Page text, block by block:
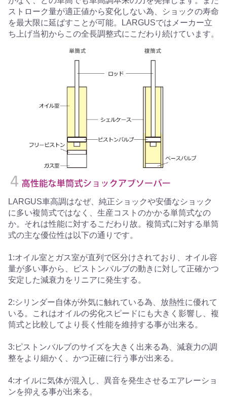
ストローク量が適正値から変化しない為、ショックの寿命
を最大限に延ばすことが可能。LARGUSではメーカー立
ち上げ当初からこの全長調整式にこだわり続けています。
LARGUS車高調はなぜ、純正ショックや安価なショック
に多い複筒式ではなく、生産コストのかかる単筒式なの
か。それは性能に対するこだわり故。複筒式に対する単筒
式の主な優位性は以下の通りです。
1:オイル室とガス室が直列で区分けされており、オイル容
量が多い事から、ピストンバルブの動きに対して正確かつ
安定した減衰力をリニアに発生する。
2:シリンダー自体が外気に触れている為、放熱性に優れて
いる。これはオイルの劣化スピードにも大きく影響し、複
筒式と比較してより長く性能を維持する事が出来る。
3:ピストンバルブのサイズを大きく出来る為、減衰力の調
整をより細かく、かつ正確に行う事が出来る。
4:オイルに気体が混入し、異音を発生させるエアレーショ
ンを抑える事が出来る。